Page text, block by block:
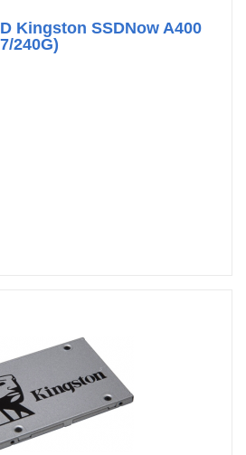
Kingston SSDNow A400
240G)